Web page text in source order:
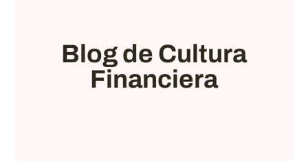
Blog de Cultura
Financiera